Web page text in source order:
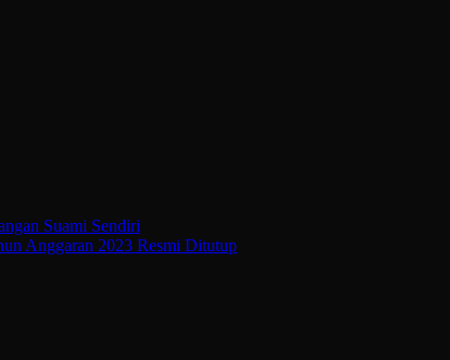
Suami Sendiri
Anggaran 2023 Resmi Ditutup